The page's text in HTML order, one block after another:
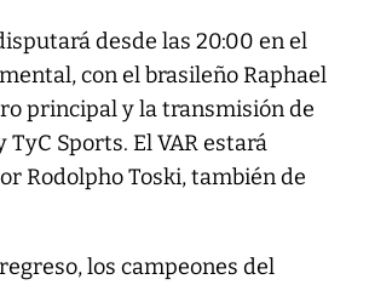
desde las 20:00 en el
con el brasileño Raphael
principal y la transmisión de
TyC Sports. El VAR estará
Rodolpho Toski, también de
los campeones del